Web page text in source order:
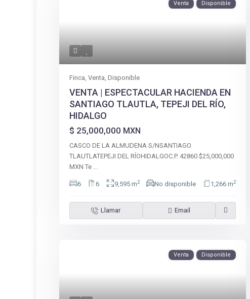
Venta Disponible
Finca, Venta, Disponible
VENTA | ESPECTACULAR HACIENDA EN
SANTIAGO TLAUTLA, TEPEJI DEL RÍO,
HIDALGO
$ 25,000,000 MXN
CASCO DE LA ALMUDENA S/NSANTIAGO
TLAUTLATEPEJI DEL RÍOHIDALGOC.P. 42860 $25,000,000
MXN Te ...
6 6 9,595 m2 No disponible 1,266 m2
Llamar Email
Venta Disponible